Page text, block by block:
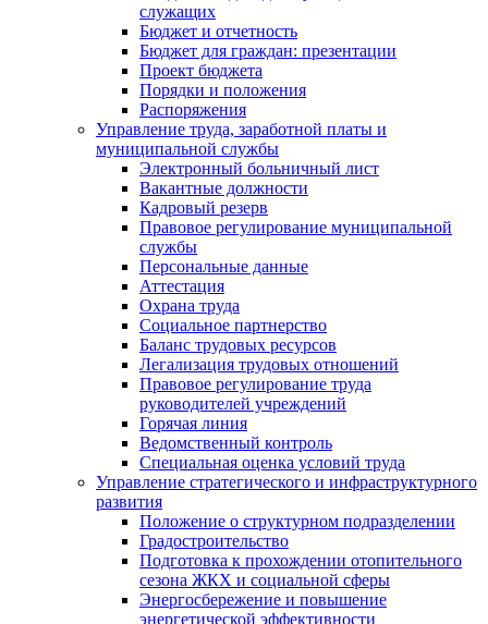
служащих
Бюджет и отчетность
Бюджет для граждан: презентации
Проект бюджета
Порядки и положения
Распоряжения
Управление труда, заработной платы и
муниципальной службы
Электронный больничный лист
Вакантные должности
Кадровый резерв
Правовое регулирование муниципальной
службы
Персональные данные
Аттестация
Охрана труда
Социальное партнерство
Баланс трудовых ресурсов
Легализация трудовых отношений
Правовое регулирование труда
руководителей учреждений
Горячая линия
Ведомственный контроль
Специальная оценка условий труда
Управление стратегического и инфраструктурного
развития
Положение о структурном подразделении
Градостроительство
Подготовка к прохождении отопительного
сезона ЖКХ и социальной сферы
Энергосбережение и повышение
энергетической эффективности